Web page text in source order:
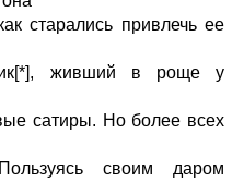
старались привлечь ее
живший в роще у
сатиры. Но более всех
своим даром